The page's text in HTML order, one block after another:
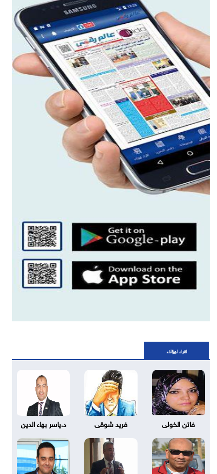
اقراء لهؤلاء
فاتن الخولى فريد شوقى د.ياسر بهاء الدين